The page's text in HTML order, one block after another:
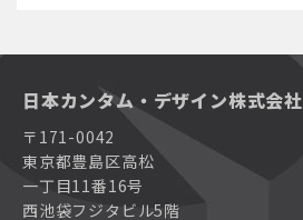
日本カンタム・デザイン株式会社
〒171-0042
東京都豊島区高松
一丁目11番16号
西池袋フジタビル5階